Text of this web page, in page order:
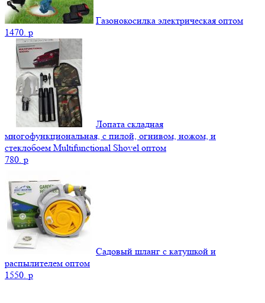
Газонокосилка электрическая оптом
1470. p
Лопата складная
многофункциональная, с пилой, огнивом, ножом, и
стеклобоем Multifunctional Shovel оптом
780. p
Садовый шланг с катушкой и
распылителем оптом
1550. p